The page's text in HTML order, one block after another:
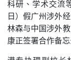
科研、学术交流
日）假广州涉外
林森与中国涉外
康正签署合作备忘